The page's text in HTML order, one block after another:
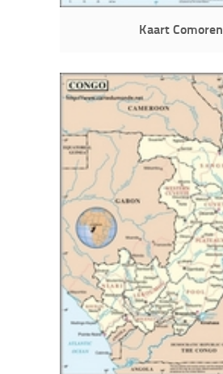
Kaart Comoren